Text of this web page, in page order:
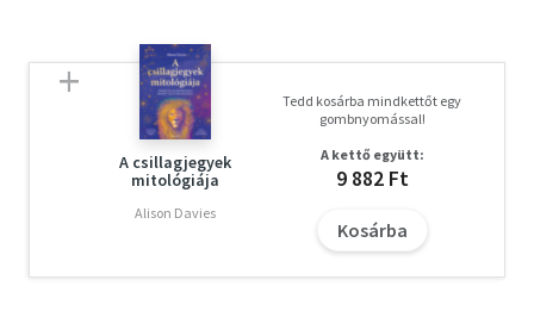
eredetileg kezdőknek szánta munkáját, de a szinte
kimeríthetetlen analógiák miatt nélkülözhetetlen az
asztrológusok számára is.
A csillagjegyek
mitológiája
Alison Davies
Tedd kosárba mindkettőt egy
gombnyomással!
A kettő együtt:
9 882 Ft
Kosárba